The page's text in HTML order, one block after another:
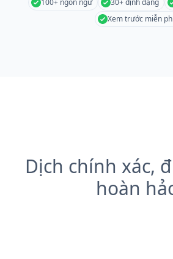
100+ ngôn ngữ 30+ định dạng
Xem trước miễn
Dịch chính xác,
hoàn